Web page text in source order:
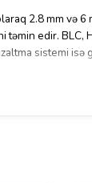
2.8 mm və
təmin edir.
sistemi
və sərt